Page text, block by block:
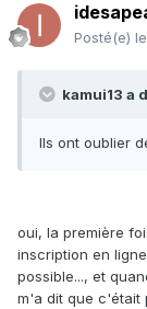
Posté(e)
kamui13 a
Ils ont oublier
oui, la première
inscription en
possible..., et
m'a dit que c'était